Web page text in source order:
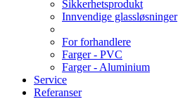
Sikkerhetsprodukt
Innvendige glassløsninger
For forhandlere
Farger - PVC
Farger - Aluminium
Service
Referanser